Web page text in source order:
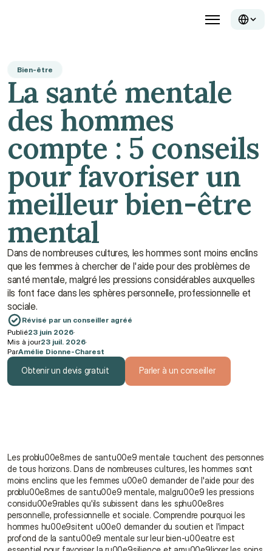
Bien-être
La santé mentale
des hommes
compte : 5 conseils
pour favoriser un
meilleur bien-être
mental
Dans de nombreuses cultures, les hommes sont moins enclins
que les femmes à chercher de l'aide pour des problèmes de
santé mentale, malgré les pressions considérables auxquelles
ils font face dans les sphères personnelle, professionnelle et
sociale.
Révisé par un conseiller agréé
Publié23 juin 2026·
Mis à jour23 juil. 2026·
ParAmélie Dionne-Charest
Obtenir un devis gratuit Parler à un conseiller
Les problu00e8mes de santu00e9 mentale touchent des personnes
de tous horizons. Dans de nombreuses cultures, les hommes sont
moins enclins que les femmes u00e0 demander de l'aide pour des
problu00e8mes de santu00e9 mentale, malgru00e9 les pressions
considu00e9rables qu'ils subissent dans les sphu00e8res
personnelle, professionnelle et sociale. Comprendre pourquoi les
hommes hu00e9sitent u00e0 demander du soutien et l'impact
profond de la santu00e9 mentale sur leur bien-u00eatre est